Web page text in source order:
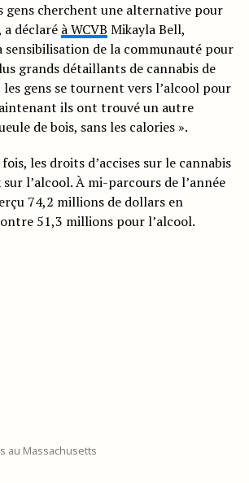
gens cherchent une alternative pour
a déclaré à WCVB Mikayla Bell,
sensibilisation de la communauté pour
grands détaillants de cannabis de
les gens se tournent vers l’alcool pour
ils ont trouvé un autre
de bois, sans les calories ».
les droits d’accises sur le cannabis
l’alcool. À mi-parcours de l’année
74,2 millions de dollars en
51,3 millions pour l’alcool.
au Massachusetts